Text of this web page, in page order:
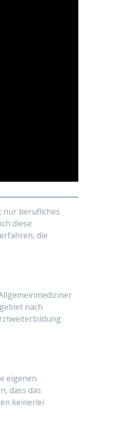
nur berufliches
diese
die
nach
eigenen
dass das
keinerlei